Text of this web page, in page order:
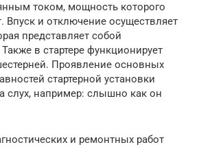
током, мощность которого
Впуск и отключение осуществляет
представляет собой
в стартере функционирует
Проявление основных
стартерной установки
слух, например: слышно как он
и ремонтных работ